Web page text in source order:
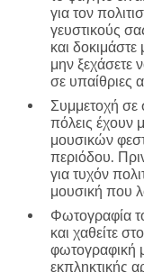
για τον
γευστικούς
και δοκιμάστε
μην ξεχάσετε
σε υπαίθριες
Συμμετοχή σε
πόλεις έχουν
μουσικών
περιόδου.
για τυχόν
μουσική που
Φωτογραφία
και χαθείτε
φωτογραφική
εκπληκτικής